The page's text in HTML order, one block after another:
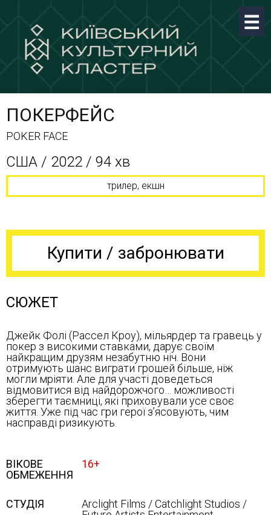
ПОКЕРФЕЙС
POKER FACE
США / 2022 / 94 хв
трилер, екшн
Купити / забронювати
СЮЖЕТ
Джейк Фолі (Рассел Кроу), мільярдер та гравець у
покер з високими ставками, дарує своїм
найкращим друзям незабутню ніч. Вони
отримують шанс виграти грошей більше, ніж
могли мріяти. Але для участі доведеться
відмовитися від найдорожчого… можливості
зберегти таємниці, які приховували усе своє
життя. Уже під час гри герої з’ясовують, чим
насправді ризикують.
ВІКОВЕ
ОБМЕЖЕННЯ
16+
СТУДІЯ
Arclight Films / Catchlight Studios /